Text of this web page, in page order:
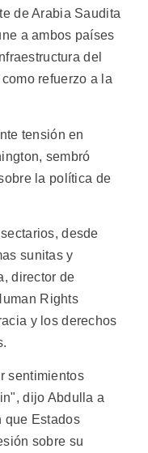
de Arabia Saudita
a ambos países
del
refuerzo a la
tensión en
sembró
la política de
desde
sunitas y
director de
Rights
y los derechos
sentimientos
dijo Abdulla a
que Estados
sobre su